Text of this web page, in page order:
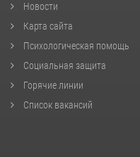
Новости
Карта сайта
Психологическая помощь
Социальная защита
Горячие линии
Список вакансий